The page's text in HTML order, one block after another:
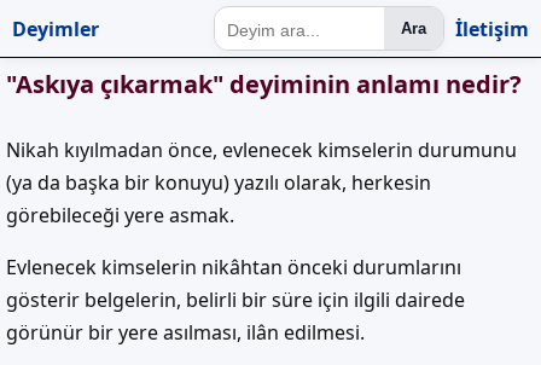
Deyimler Ara İletişim
"Askıya çıkarmak" deyiminin anlamı nedir?
Nikah kıyılmadan önce, evlenecek kimselerin durumunu
(ya da başka bir konuyu) yazılı olarak, herkesin
görebileceği yere asmak.
Evlenecek kimselerin nikâhtan önceki durumlarını
gösterir belgelerin, belirli bir süre için ilgili dairede
görünür bir yere asılması, ilân edilmesi.